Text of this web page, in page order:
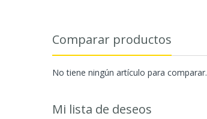
Comparar productos
No tiene ningún artículo para comparar.
Mi lista de deseos